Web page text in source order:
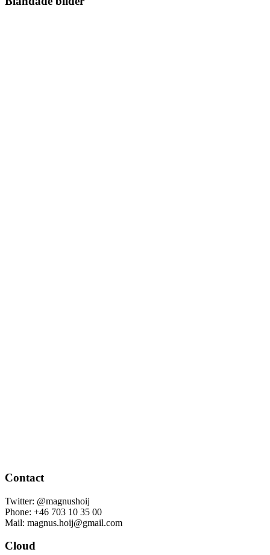
Contact
Twitter: @magnushoij
Phone: +46 703 10 35 00
Mail: magnus.hoij@gmail.com
Cloud